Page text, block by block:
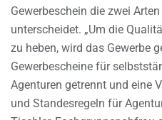
Gewerbeschein die zwei
unterscheidet. „Um die
zu heben, wird das Gewerbe
Gewerbescheine für
Agenturen getrennt und eine
und Standesregeln für